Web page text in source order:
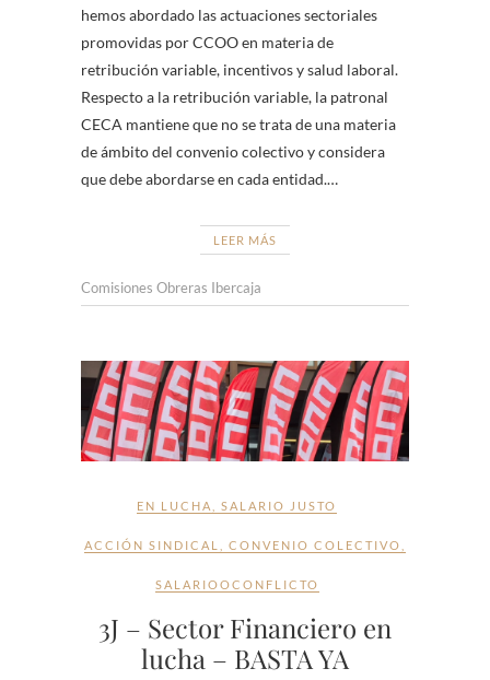
hemos abordado las actuaciones sectoriales
promovidas por CCOO en materia de
retribución variable, incentivos y salud laboral.
Respecto a la retribución variable, la patronal
CECA mantiene que no se trata de una materia
de ámbito del convenio colectivo y considera
que debe abordarse en cada entidad.…
LEER MÁS
Comisiones Obreras Ibercaja
EN LUCHA SALARIO JUSTO
ACCIÓN SINDICAL CONVENIO COLECTIVO
SALARIOOCONFLICTO
3J – Sector Financiero en
lucha – BASTA YA